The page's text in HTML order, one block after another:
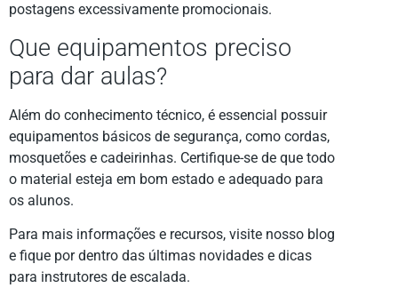
postagens excessivamente promocionais.
Que equipamentos preciso
para dar aulas?
Além do conhecimento técnico, é essencial possuir
equipamentos básicos de segurança, como cordas,
mosquetões e cadeirinhas. Certifique-se de que todo
o material esteja em bom estado e adequado para
os alunos.
Para mais informações e recursos, visite nosso blog
e fique por dentro das últimas novidades e dicas
para instrutores de escalada.